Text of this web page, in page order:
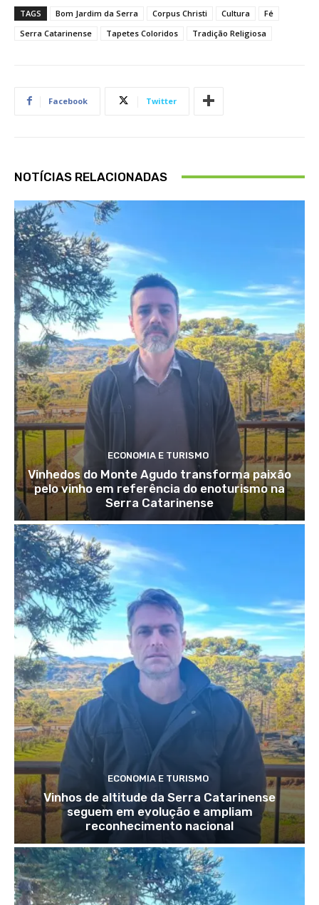
TAGS Bom Jardim da Serra Corpus Christi Cultura
Fé
Serra Catarinense
Tapetes Coloridos Tradição Religiosa
Facebook Twitter
NOTÍCIAS RELACIONADAS
ECONOMIA E TURISMO
Vinhedos do Monte Agudo transforma paixão
pelo vinho em referência do enoturismo na
Serra Catarinense
ECONOMIA E TURISMO
Vinhos de altitude da Serra Catarinense
seguem em evolução e ampliam
reconhecimento nacional